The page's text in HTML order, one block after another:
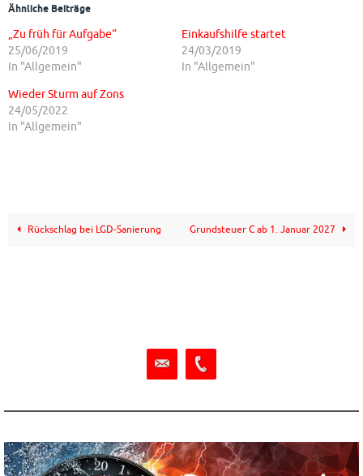
Ähnliche Beiträge
„Zu früh für Aufgabe“
25/06/2019
In "Allgemein"
Einkaufshilfe startet
24/03/2019
In "Allgemein"
Wieder Sturm auf Zons
24/05/2022
In "Allgemein"
Rückschlag bei LGD-Sanierung Grundsteuer C ab 1. Januar 2027